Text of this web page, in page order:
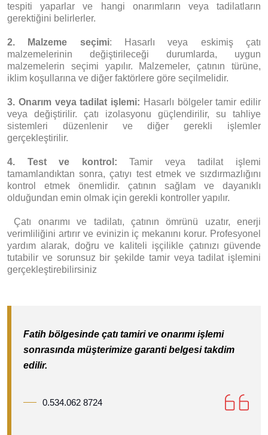
tespiti yaparlar ve hangi onarımların veya tadilatların
gerektiğini belirlerler.
2. Malzeme seçimi: Hasarlı veya eskimiş çatı
malzemelerinin değiştirileceği durumlarda, uygun
malzemelerin seçimi yapılır. Malzemeler, çatının türüne,
iklim koşullarına ve diğer faktörlere göre seçilmelidir.
3. Onarım veya tadilat işlemi: Hasarlı bölgeler tamir edilir
veya değiştirilir. çatı izolasyonu güçlendirilir, su tahliye
sistemleri düzenlenir ve diğer gerekli işlemler
gerçekleştirilir.
4. Test ve kontrol:Tamir veya tadilat işlemi
tamamlandıktan sonra, çatıyı test etmek ve sızdırmazlığını
kontrol etmek önemlidir. çatının sağlam ve dayanıklı
olduğundan emin olmak için gerekli kontroller yapılır.
Çatı onarımı ve tadilatı, çatının ömrünü uzatır, enerji
verimliliğini artırır ve evinizin iç mekanını korur. Profesyonel
yardım alarak, doğru ve kaliteli işçilikle çatınızı güvende
tutabilir ve sorunsuz bir şekilde tamir veya tadilat işlemini
gerçekleştirebilirsiniz
Fatih bölgesinde çatı tamiri ve onarımı işlemi
sonrasında müşterimize garanti belgesi takdim
edilir.
0.534.062 8724